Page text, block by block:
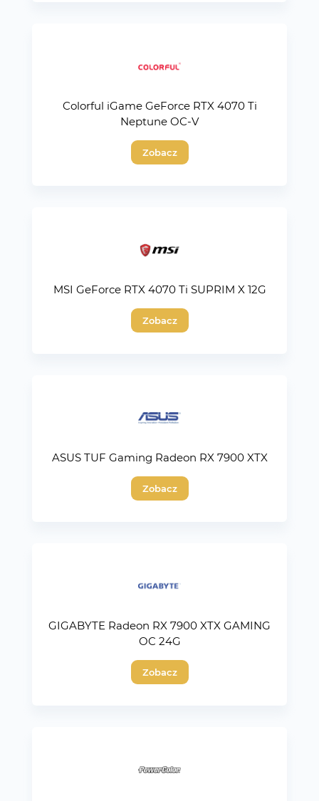
Colorful iGame GeForce RTX 4070 Ti
Neptune OC-V
Zobacz
MSI GeForce RTX 4070 Ti SUPRIM X 12G
Zobacz
ASUS TUF Gaming Radeon RX 7900 XTX
Zobacz
GIGABYTE Radeon RX 7900 XTX GAMING
OC 24G
Zobacz